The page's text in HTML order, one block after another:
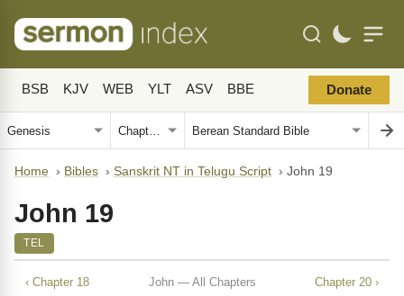
BSB KJV WEB YLT ASV BBE Donate
Home › Bibles › Sanskrit NT in Telugu Script › John 19
John 19
TEL
‹ Chapter 18 John — All Chapters Chapter 20 ›